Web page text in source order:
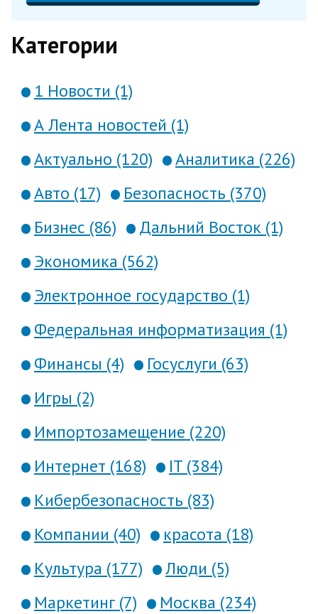
Категории
1 Новости (1)
А Лента новостей (1)
Актуально (120)
Аналитика (226)
Авто (17)
Безопасность (370)
Бизнес (86)
Дальний Восток (1)
Экономика (562)
Электронное государство (1)
Федеральная информатизация (1)
Финансы (4)
Госуслуги (63)
Игры (2)
Импортозамещение (220)
Интернет (168)
IT (384)
Кибербезопасность (83)
Компании (40)
красота (18)
Культура (177)
Люди (5)
Маркетинг (7)
Москва (234)